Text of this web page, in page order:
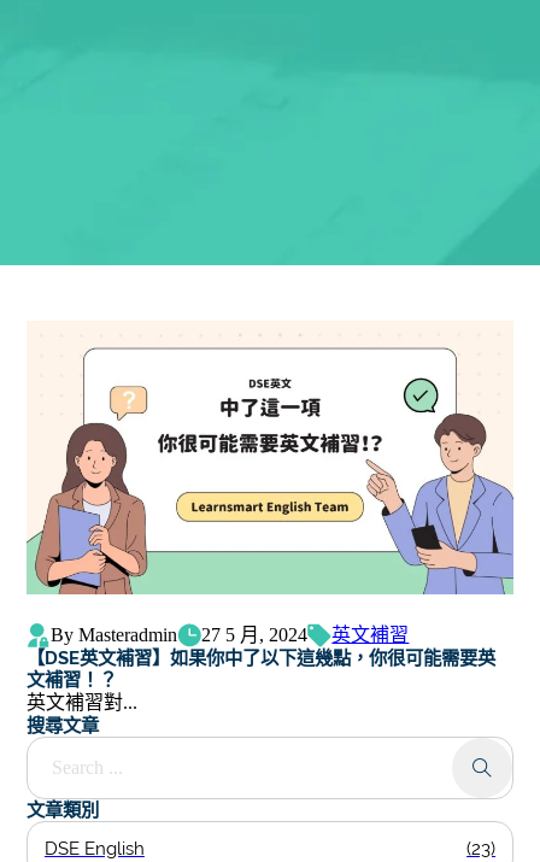
By Masteradmin 27 5 月, 2024 英文補習
【DSE英文補習】如果你中了以下這幾點，你很可能需要英
文補習！？
英文補習對...
搜尋文章
Search ...
文章類別
DSE English
(23)